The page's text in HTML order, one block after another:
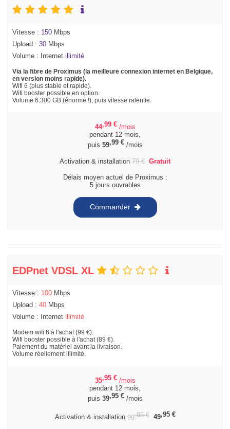
Vitesse : 150 Mbps
Upload : 30 Mbps
Volume : Internet illimité
Via la fibre de Proximus (la meilleure connexion internet en Belgique,
en version moins rapide).
Wifi 6 (plus stable et rapide).
Wifi booster possible en option.
Volume 6.300 GB (énorme !), puis vitesse ralentie.
44,99 € /mois
pendant 12 mois,
puis 59,99 €/mois
Activation & installation 79€ Gratuit
Délais moyen actuel de Proximus :
5 jours ouvrables
Commander
EDPnet VDSL XL
Vitesse : 100 Mbps
Upload : 40 Mbps
Volume : Internet illimité
Modem wifi 6 à l'achat (99 €).
Wifi booster possible à l'achat (89 €).
Paiement du matériel avant la livraison.
Volume réellement illimité.
35,95 € /mois
pendant 12 mois,
puis 39,95 €/mois
Activation & installation99,95€ 49,95 €